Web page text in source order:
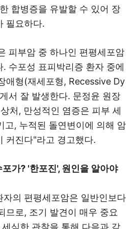
합병증을 유발할 수 있어 장
필요하다.
피부암 중 하나인 편평세포암
. 수포성 표피박리증 환자 중에
애형(재세포형, Recessive Dy
서 잘 발생한다. 문정윤 원장
처, 만성적인 염증은 피부 세
고, 누적된 돌연변이에 의해 암
커진다"라고 경고했다.
가? '한포진', 원인을 알아야
자의 편평세포암은 일반인보다
므로, 조기 발견이 매우 중요
심한 관찰을 통해 다음과 같